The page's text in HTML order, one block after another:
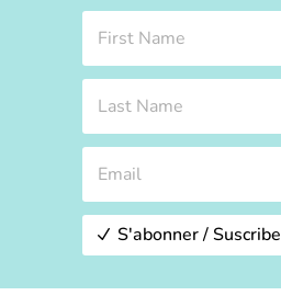
S'abonner / Suscribe